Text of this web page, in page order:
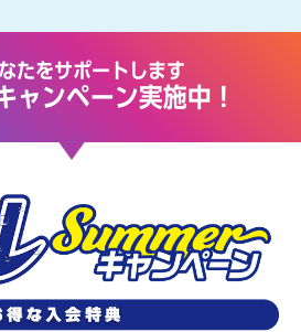
たをサポートします
ャンペーン実施中！